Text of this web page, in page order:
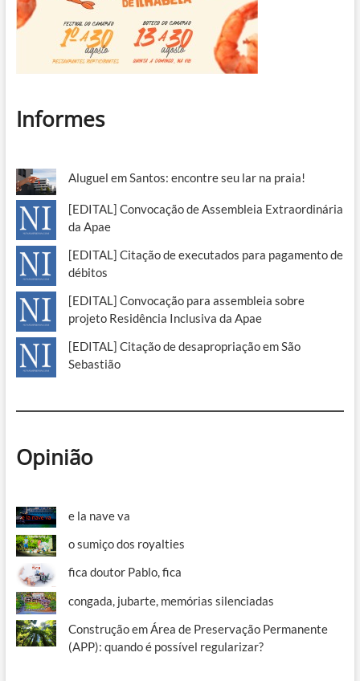
Informes
Aluguel em Santos: encontre seu lar na praia!
[EDITAL] Convocação de Assembleia Extraordinária
da Apae
[EDITAL] Citação de executados para pagamento de
débitos
[EDITAL] Convocação para assembleia sobre
projeto Residência Inclusiva da Apae
[EDITAL] Citação de desapropriação em São
Sebastião
Opinião
e la nave va
o sumiço dos royalties
fica doutor Pablo, fica
congada, jubarte, memórias silenciadas
Construção em Área de Preservação Permanente
(APP): quando é possível regularizar?